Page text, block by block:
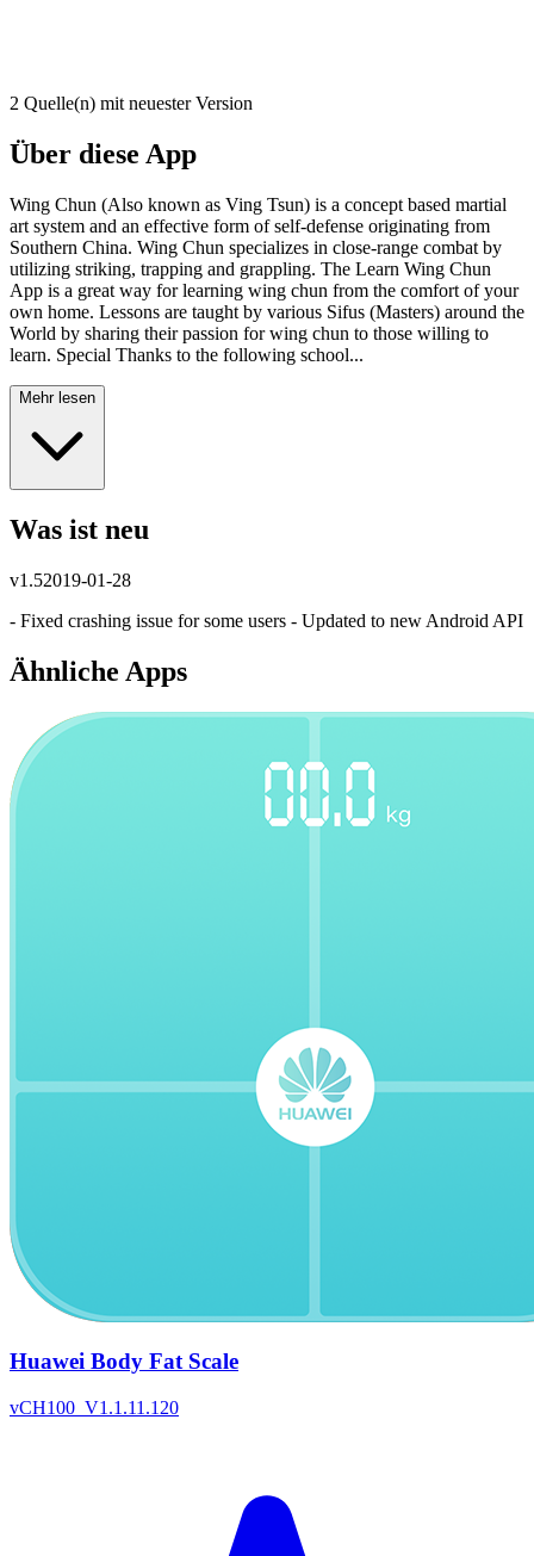
2 Quelle(n) mit neuester Version
Über diese App
Wing Chun (Also known as Ving Tsun) is a concept based martial
art system and an effective form of self-defense originating from
Southern China. Wing Chun specializes in close-range combat by
utilizing striking, trapping and grappling. The Learn Wing Chun
App is a great way for learning wing chun from the comfort of your
own home. Lessons are taught by various Sifus (Masters) around the
World by sharing their passion for wing chun to those willing to
learn. Special Thanks to the following school...
Mehr lesen
Was ist neu
v1.52019-01-28
- Fixed crashing issue for some users - Updated to new Android API
Ähnliche Apps
Huawei Body Fat Scale
vCH100_V1.1.11.120